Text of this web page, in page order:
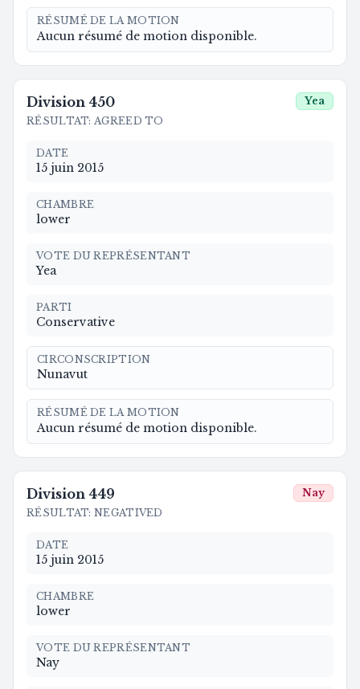
RÉSUMÉ DE LA MOTION
Aucun résumé de motion disponible.
Division 450
RÉSULTAT: AGREED TO
Yea
DATE
15 juin 2015
CHAMBRE
lower
VOTE DU REPRÉSENTANT
Yea
PARTI
Conservative
CIRCONSCRIPTION
Nunavut
RÉSUMÉ DE LA MOTION
Aucun résumé de motion disponible.
Division 449
RÉSULTAT: NEGATIVED
Nay
DATE
15 juin 2015
CHAMBRE
lower
VOTE DU REPRÉSENTANT
Nay